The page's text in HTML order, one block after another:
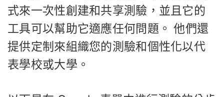
式來一次性創建和共享測驗，並且它的
工具可以幫助它適應任何問題。 他們還
提供定制來組織您的測驗和個性化以代
表學校或大學。